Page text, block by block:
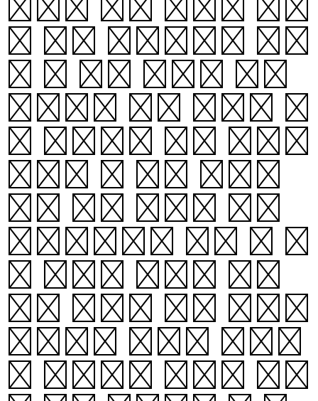
이에서 펄펄 나르는 것이
퍽 흥취 있습니다. 그렇
게 해 놓고 앉아서 아무
이야기나 하고 놀다가 동
편 산머리에 달이 오르기
시작할 때 모두 일어서
서, 달을 향하고 서서
창가(여럿이 모두 다 아
는 것)를 합창을 합니
다. 그러면 처음 오르기
시작하는 달빛이 합창하
는 사람들의 얼굴에 훤하